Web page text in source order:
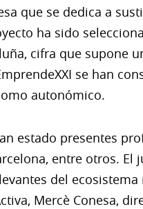
que se dedica a
ha sido
cifra que supone
se han
autonómico.
estado presentes
entre otros.
del
Mercè Conesa,